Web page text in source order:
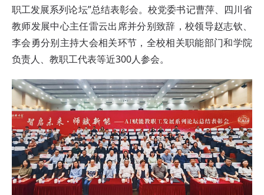
职工发展系列论坛”总结表彰会。校党委书记曹萍、四川省
教师发展中心主任雷云出席并分别致辞，校领导赵志钦、
李会勇分别主持大会相关环节，全校相关职能部门和学院
负责人、教职工代表等近300人参会。